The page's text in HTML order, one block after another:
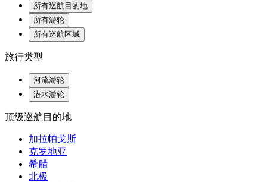
所有巡航目的地
所有游轮
所有巡航区域
旅行类型
河流游轮
潜水游轮
顶级巡航目的地
加拉帕戈斯
克罗地亚
希腊
北极